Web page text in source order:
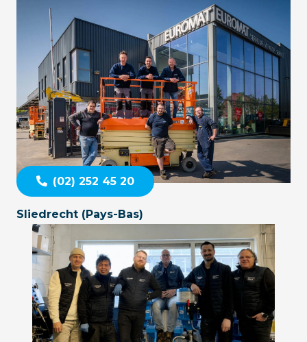
(02) 252 45 20
Sliedrecht (Pays-Bas)